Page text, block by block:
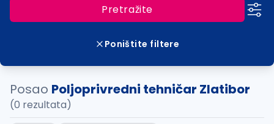
Pretražite
Poništite filtere
Posao Poljoprivredni tehničar Zlatibor
(0 rezultata)